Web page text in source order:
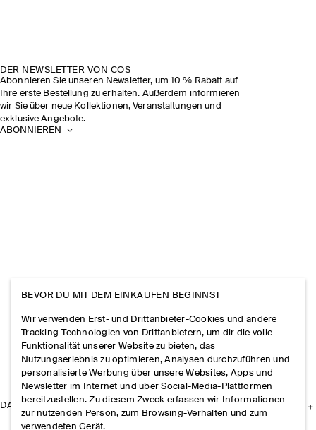
DER NEWSLETTER VON COS
Abonnieren Sie unseren Newsletter, um 10 % Rabatt auf
Ihre erste Bestellung zu erhalten. Außerdem informieren
wir Sie über neue Kollektionen, Veranstaltungen und
exklusive Angebote.
ABONNIEREN
DAS UNTERNEHMEN
BEVOR DU MIT DEM EINKAUFEN BEGINNST
Wir verwenden Erst- und Drittanbieter-Cookies und andere
Tracking-Technologien von Drittanbietern, um dir die volle
Funktionalität unserer Website zu bieten, das
Nutzungserlebnis zu optimieren, Analysen durchzuführen und
personalisierte Werbung über unsere Websites, Apps und
Newsletter im Internet und über Social-Media-Plattformen
bereitzustellen. Zu diesem Zweck erfassen wir Informationen
zur nutzenden Person, zum Browsing-Verhalten und zum
verwendeten Gerät.